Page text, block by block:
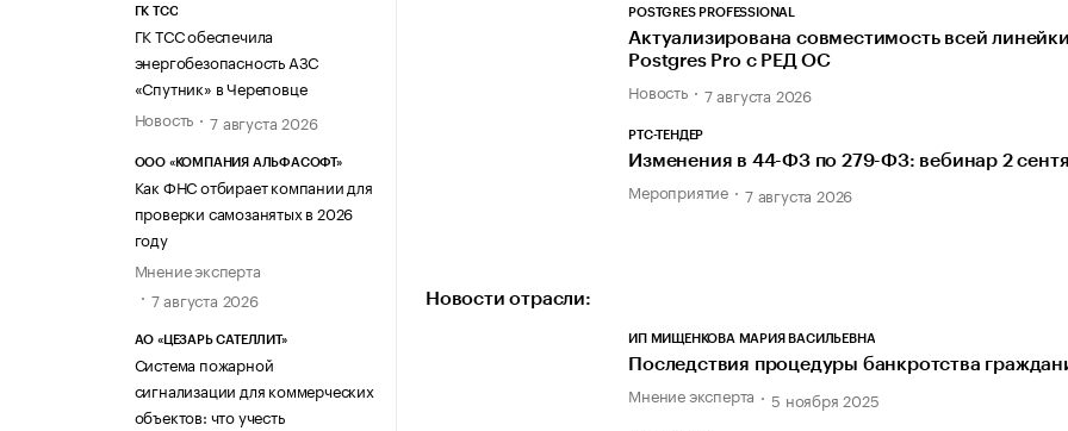
ГК ТСС
ГК ТСС обеспечила
энергобезопасность АЗС
«Спутник» в Череповце
Новость
7 августа 2026
ООО «КОМПАНИЯ АЛЬФАСОФТ»
Как ФНС отбирает компании для
проверки самозанятых в 2026
году
Мнение эксперта
7 августа 2026
АО «ЦЕЗАРЬ САТЕЛЛИТ»
Система пожарной
сигнализации для коммерческих
объектов: что учесть
POSTGRES PROFESSIONAL
Актуализирована совместимость всей
Postgres Pro с РЕД ОС
Новость 7 августа 2026
РТС-ТЕНДЕР
Изменения в 44-ФЗ по 279-ФЗ: вебинар 2
Мероприятие 7 августа 2026
Новости отрасли:
ИП МИЩЕНКОВА МАРИЯ ВАСИЛЬЕВНА
Последствия процедуры банкротства
Мнение эксперта 5 ноября 2025